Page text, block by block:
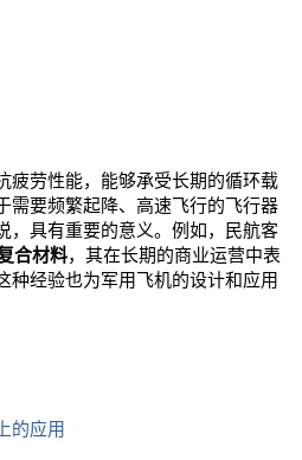
疲劳性能，能够承受长期的循环载
需要频繁起降、高速飞行的飞行器
，具有重要的意义。例如，民航客
合材料，其在长期的商业运营中表
种经验也为军用飞机的设计和应用
的应用